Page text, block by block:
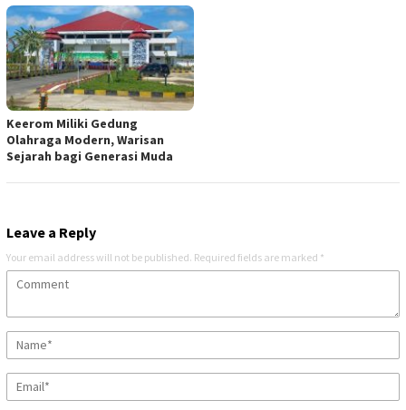
Keerom Miliki Gedung
Olahraga Modern, Warisan
Sejarah bagi Generasi Muda
Leave a Reply
Your email address will not be published. Required fields are marked *